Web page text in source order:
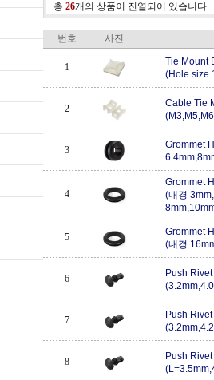
총 26개의 상품이 진열되어 있습니다
번호 사진
1
Tie Mount
(Hole size
2
Cable Tie
3
Grommet
4
Grommet
(내경
5
Grommet
(내경
6
Push
7
Push
8
Push